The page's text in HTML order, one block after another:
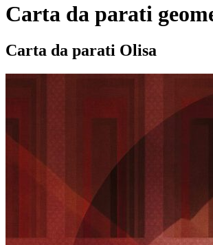
Carta da parati
Carta da parati Olisa